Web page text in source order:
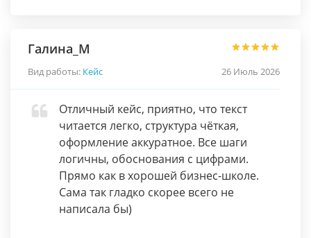
Галина_М
Вид работы: Кейс 26 Июль 2026
Отличный кейс, приятно, что текст
читается легко, структура чёткая,
оформление аккуратное. Все шаги
логичны, обоснования с цифрами.
Прямо как в хорошей бизнес-школе.
Сама так гладко скорее всего не
написала бы)